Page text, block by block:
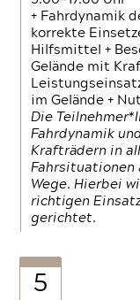
+ Fahrdynamik
korrekte
Hilfsmittel +
Gelände mit
im Gelände +
Die
Fahrdynamik
Krafträdern in
Fahrsituationen
Wege. Hierbei
richtigen
gerichtet.
5